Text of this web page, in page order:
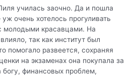
училась заочно. Да и пошла
очень хотелось прогуливать
молодыми красавцами. На
так как институт был
помогало развеется, сохраняя
на экзаменах она покупала за
богу, финансовых проблем,